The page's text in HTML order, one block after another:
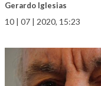
Gerardo Iglesias
10 | 07 | 2020, 15:23